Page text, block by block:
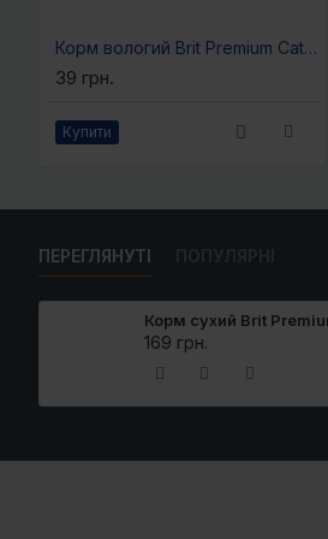
Корм вологий Brit Premium Cat Sterilised Chicken Slices pouch для стерилізованих котів з куркою 100 г
39 грн.
Купити
ПЕРЕГЛЯНУТІ
169 грн.